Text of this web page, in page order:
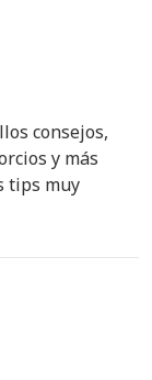
consejos,
y más
tips muy